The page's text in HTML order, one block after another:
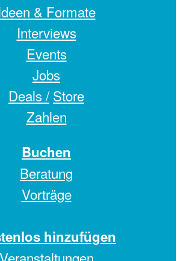
& Formate
Interviews
Events
Jobs
Deals / Store
Zahlen
Buchen
Beratung
Vorträge
hinzufügen